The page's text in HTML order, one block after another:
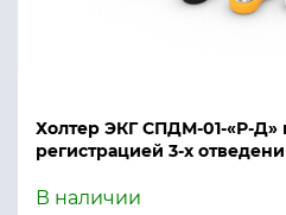
Холтер ЭКГ СПДМ-01-«Р-
регистрацией 3-х
В наличии